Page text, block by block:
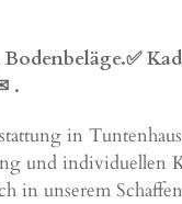
.
in
und individuellen
unserem